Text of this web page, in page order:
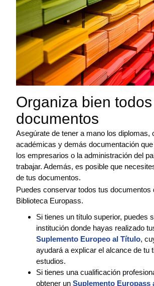
Organiza bien
documentos
Asegúrate de tener a mano los diplomas,
académicas y demás documentación
los empresarios o la administración del
trabajar. Además, es posible que
de tus documentos.
Puedes conservar todos tus documentos
Biblioteca Europass.
Si tienes un título superior, puedes
institución donde hayas realizado
Suplemento Europeo al Título,
ayudará a explicar el alcance de tu
estudios.
Si tienes una cualificación
obtener un Suplemento Europass